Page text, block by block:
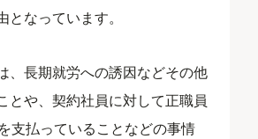
となっています。
、長期就労への誘因などその他
とや、契約社員に対して正職員
支払っていることなどの事情